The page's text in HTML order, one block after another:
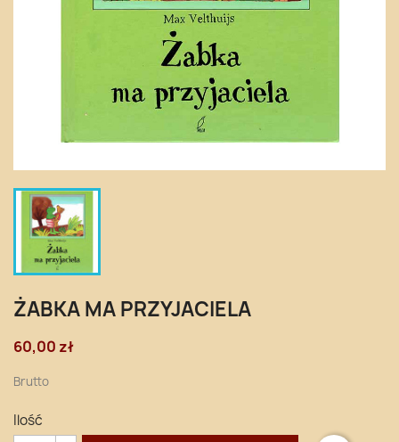
ŻABKA MA PRZYJACIELA
60,00 zł
Brutto
Ilość